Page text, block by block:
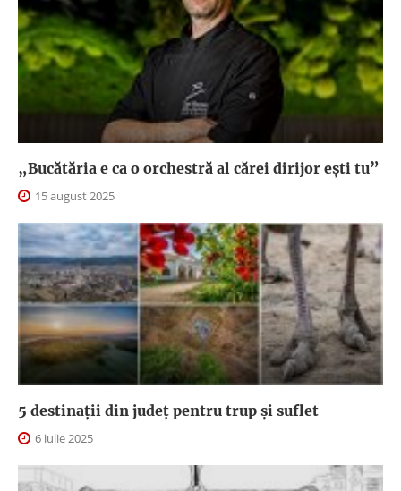
„Bucătăria e ca o orchestră al cărei dirijor ești tu”
15 august 2025
5 destinații din județ pentru trup și suflet
6 iulie 2025